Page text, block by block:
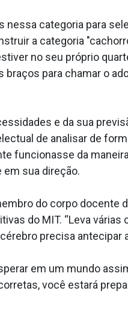
categoria para
a categoria
no seu próprio
para chamar o
e da sua
de analisar de
funcionasse da
sua direção.
do corpo docente
do MIT. “Leva
precisa antecipar
em um mundo
você estará